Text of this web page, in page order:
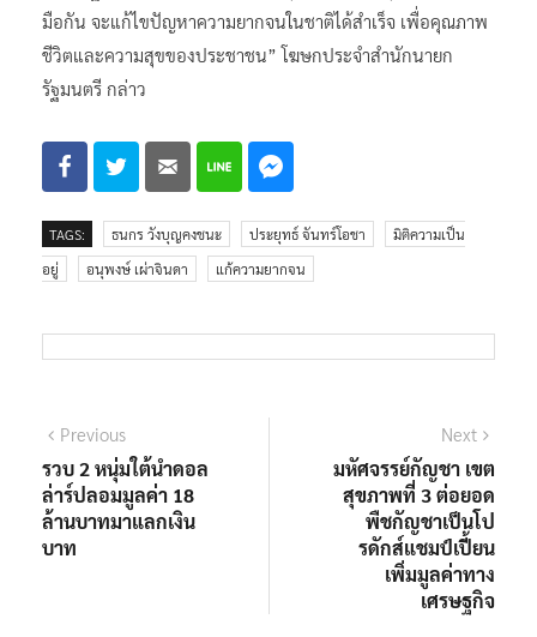
มือกัน จะแก้ไขปัญหาความยากจนในชาติได้สำเร็จ เพื่อคุณภาพ
ชีวิตและความสุขของประชาชน” โฆษกประจำสำนักนายก
รัฐมนตรี กล่าว
TAGS: ธนกร วังบุญคงชนะ ประยุทธ์ จันทร์โอชา
มิติความเป็น
อยู่
อนุพงษ์ เผ่าจินดา แก้ความยากจน
แนะแนว
เรื่อง
PreviousPrevious
post:
รวบ 2 หนุ่มใต้นำดอล
ล่าร์ปลอมมูลค่า 18
ล้านบาทมาแลกเงิน
บาท
Next
มหัศจรรย์กัญชา เขต
สุขภาพที่ 3 ต่อยอด
พืชกัญชาเป็นโป
รดักส์แชมป์เปี้ยน
เพิ่มมูลค่าทาง
เศรษฐกิจ